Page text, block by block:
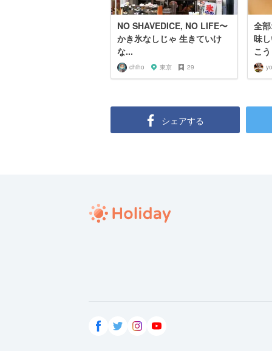
NO SHAVEDICE, NO LIFE〜
かき氷なしじゃ 生きていけ
な...
chiho 東京 29
全
味
こう
シェアする